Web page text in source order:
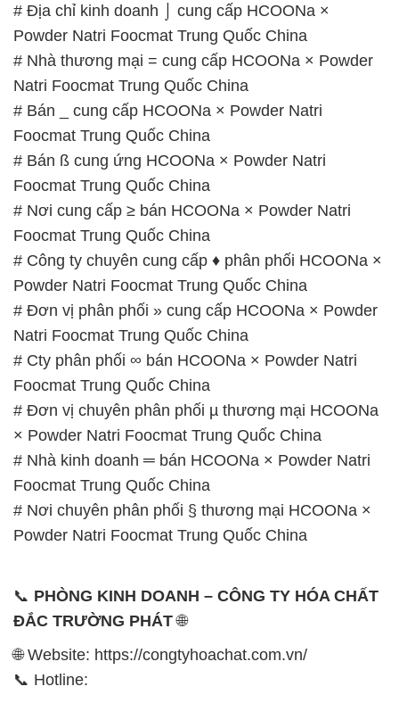
# Địa chỉ kinh doanh ⌡ cung cấp HCOONa ×
Powder Natri Foocmat Trung Quốc China
# Nhà thương mại = cung cấp HCOONa × Powder
Natri Foocmat Trung Quốc China
# Bán _ cung cấp HCOONa × Powder Natri
Foocmat Trung Quốc China
# Bán ß cung ứng HCOONa × Powder Natri
Foocmat Trung Quốc China
# Nơi cung cấp ≥ bán HCOONa × Powder Natri
Foocmat Trung Quốc China
# Công ty chuyên cung cấp ♦ phân phối HCOONa ×
Powder Natri Foocmat Trung Quốc China
# Đơn vị phân phối » cung cấp HCOONa × Powder
Natri Foocmat Trung Quốc China
# Cty phân phối ∞ bán HCOONa × Powder Natri
Foocmat Trung Quốc China
# Đơn vị chuyên phân phối µ thương mại HCOONa
× Powder Natri Foocmat Trung Quốc China
# Nhà kinh doanh ═ bán HCOONa × Powder Natri
Foocmat Trung Quốc China
# Nơi chuyên phân phối § thương mại HCOONa ×
Powder Natri Foocmat Trung Quốc China
📞 PHÒNG KINH DOANH – CÔNG TY HÓA CHẤT
ĐẮC TRƯỜNG PHÁT🌐
🌐 Website: https://congtyhoachat.com.vn/
📞 Hotline: